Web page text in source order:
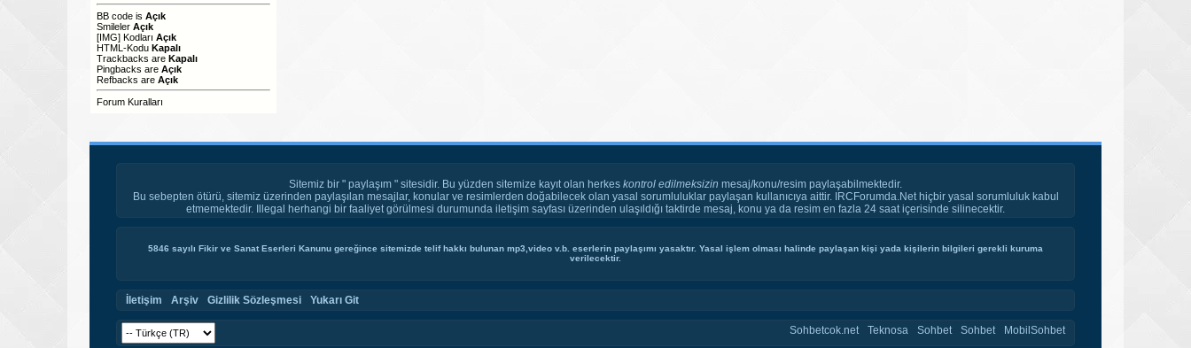
BB codeis Açık
Smileler Açık
[IMG]Kodları Açık
HTML-Kodu Kapalı
Trackbacks are Kapalı
Pingbacks are Açık
Refbacks are Açık
Forum Kuralları
Sitemiz bir " paylaşım " sitesidir. Bu yüzden sitemize kayıt olan herkes kontrol edilmeksizin mesaj/konu/resim paylaşabilmektedir.
Bu sebepten ötürü, sitemiz üzerinden paylaşılan mesajlar, konular ve resimlerden doğabilecek olan yasal sorumluluklar paylaşan kullanıcıya aittir. IRCForumda.Net hiçbir yasal sorumluluk kabul
etmemektedir. Illegal herhangi bir faaliyet görülmesi durumunda iletişim sayfası üzerinden ulaşıldığı taktirde mesaj, konu ya da resim en fazla 24 saat içerisinde silinecektir.
5846 sayılı Fikir ve Sanat Eserleri Kanunu gereğince sitemizde telif hakkı bulunan mp3,video v.b. eserlerin paylaşımı yasaktır. Yasal işlem olması halinde paylaşan kişi yada kişilerin bilgileri gerekli kuruma
verilecektir.
İletişim Arşiv Gizlilik Sözleşmesi Yukarı Git
Sohbetcok.net Teknosa Sohbet Sohbet MobilSohbet